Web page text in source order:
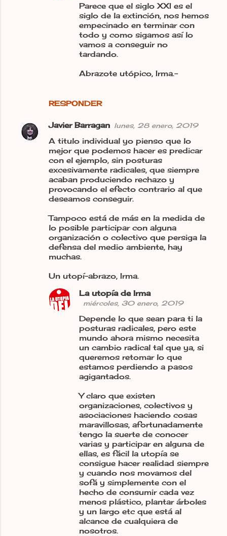
RESPONDER
Parece que el siglo XXI es el
siglo de la extinción, nos hemos
empecinado en terminar con
todo y como sigamos así lo
vamos a conseguir no
tardando.
Abrazote utópico, Irma.-
Javier Barragan lunes, 28 enero, 2019
A titulo individual yo pienso que lo
mejor que podemos hacer es predicar
con el ejemplo, sin posturas
excesivamente radicales, que siempre
acaban produciendo rechazo y
provocando el efecto contrario al que
deseamos conseguir.
Tampoco está de más en la medida de
lo posible participar con alguna
organización o colectivo que persiga la
defensa del medio ambiente, hay
muchas.
Un utopí-abrazo, Irma.
La utopía de Irma
miércoles, 30 enero, 2019
Depende lo que sean para ti la
posturas radicales, pero este
mundo ahora mismo necesita
un cambio radical tal que ya, si
queremos retomar lo que
estamos perdiendo a pasos
agigantados.
Y claro que existen
organizaciones, colectivos y
asociaciones haciendo cosas
maravillosas, afortunadamente
tengo la suerte de conocer
varias y participar en alguna de
ellas, es fácil la utopía se
consigue hacer realidad siempre
y cuando nos movamos del
sofá y simplemente con el
hecho de consumir cada vez
menos plástico, plantar árboles
y un largo etc que está al
alcance de cualquiera de
nosotros.